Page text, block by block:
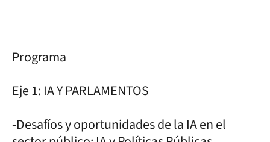
Programa
Eje 1: IA Y PARLAMENTOS
-Desafíos y oportunidades de la IA en el